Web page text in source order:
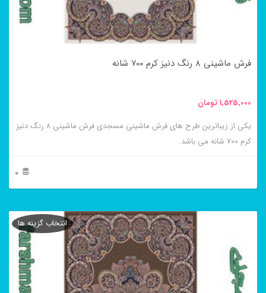
فرش ماشینی ۸ رنگ دنیز کرم ۷۰۰ شانه
1,525,000تومان
یکی از زیباترین طرح های فرش ماشینی مسجدی فرش ماشینی ۸ رنگ دنیز
کرم ۷۰۰ شانه می باشد.
0
محصول
مختلفی
انتخاب گزینه ها